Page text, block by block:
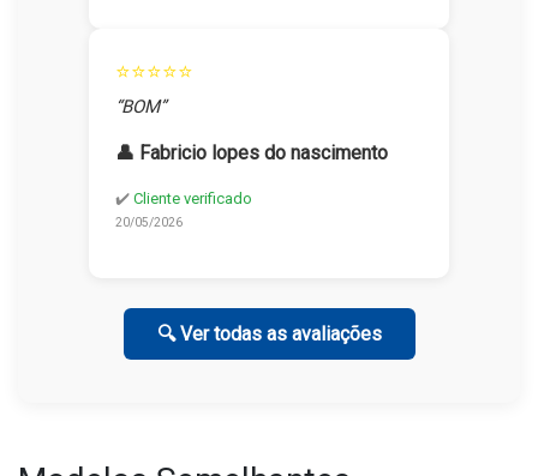
⭐⭐⭐⭐⭐
“BOM”
👤 Fabricio lopes do nascimento
✔️ Cliente verificado
20/05/2026
🔍 Ver todas as avaliações